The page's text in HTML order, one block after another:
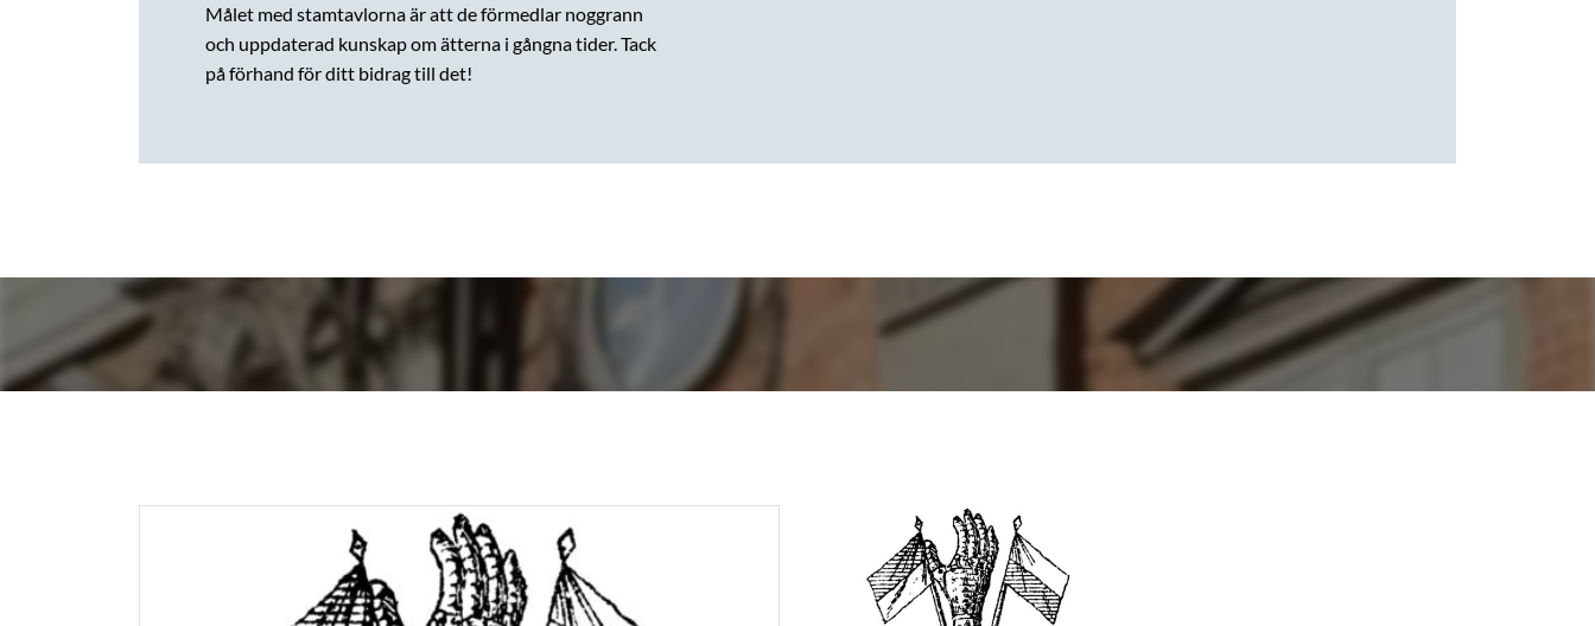
Målet med stamtavlorna är att de förmedlar noggrann
och uppdaterad kunskap om ätterna i gångna tider. Tack
på förhand för ditt bidrag till det!